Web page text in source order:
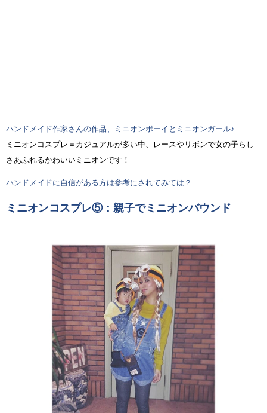
ハンドメイド作家さんの作品、ミニオンボーイとミニオンガール♪
ミニオンコスプレ＝カジュアルが多い中、レースやリボンで女の子らし
さあふれるかわいいミニオンです！
ハンドメイドに自信がある方は参考にされてみては？
ミニオンコスプレ⑤：親子でミニオンバウンド